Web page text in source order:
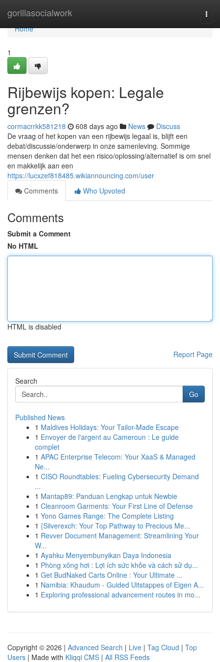
gorillasocialwork
Home
Home
1
Rijbewijs kopen: Legale
grenzen?
cormacrrkk581218 608 days ago News
Discuss
De vraag of het kopen van een rijbewijs legaal is, blijft een
debat/discussie/onderwerp in onze samenleving. Sommige
mensen denken dat het een risico/oplossing/alternatief is om snel
en makkelijk aan een
https://lucxzef818485.wikiannouncing.com/user
Comments
Who Upvoted
Comments
Submit a Comment
No HTML
HTML is disabled
Report Page
Search
Go
Published News
1 Maldives Holidays: Your Tailor-Made Escape
1 Envoyer de l'argent au Cameroun : Le guide
complet
1 APAC Enterprise Telecom: Your XaaS & Managed
Ne...
1 CISO Roundtables: Fueling Cybersecurity Demand
...
1 Mantap89: Panduan Lengkap untuk Newbie
1 Cleanroom Garments: Your First Line of Defense
1 Yono Games Range: The Complete Listing
1 {Silverexch: Your Top Pathway to Precious Me...
1 Revver Document Management: Streamlining Your
W...
1 Ayahku Menyembunyikan Daya Indonesia
1 Phòng xông hơi : Lợi ích sức khỏe và cách sử dụ...
1 Get BudNaked Carts Online : Your Ultimate ...
1 Namibia: Khaudum - Guided Uitstappes of Eigen A...
1 Exploring professional advancement routes in mo...
Copyright © 2026 | Advanced Search | Live | Tag Cloud | Top
Users | Made with Kliqqi CMS | All RSS Feeds